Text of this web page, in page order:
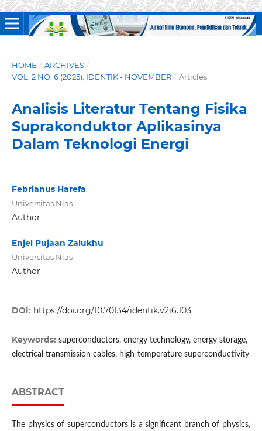
HOME / ARCHIVES /
VOL. 2 NO. 6 (2025): IDENTIK - NOVEMBER / Articles
Analisis Literatur Tentang Fisika
Suprakonduktor Aplikasinya
Dalam Teknologi Energi
Febrianus Harefa
Universitas Nias
Author
Enjel Pujaan Zalukhu
Universitas Nias
Author
DOI: https://doi.org/10.70134/identik.v2i6.103
Keywords: superconductors, energy technology, energy storage,
electrical transmission cables, high-temperature superconductivity
ABSTRACT
The physics of superconductors is a significant branch of physics,